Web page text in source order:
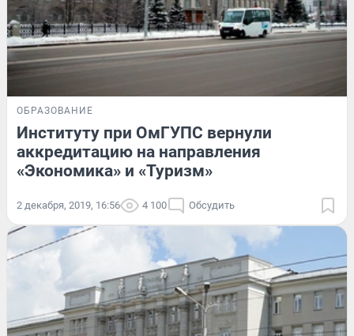
ОБРАЗОВАНИЕ
Институту при ОмГУПС вернули
аккредитацию на направления
«Экономика» и «Туризм»
2 декабря, 2019, 16:56 4 100 Обсудить